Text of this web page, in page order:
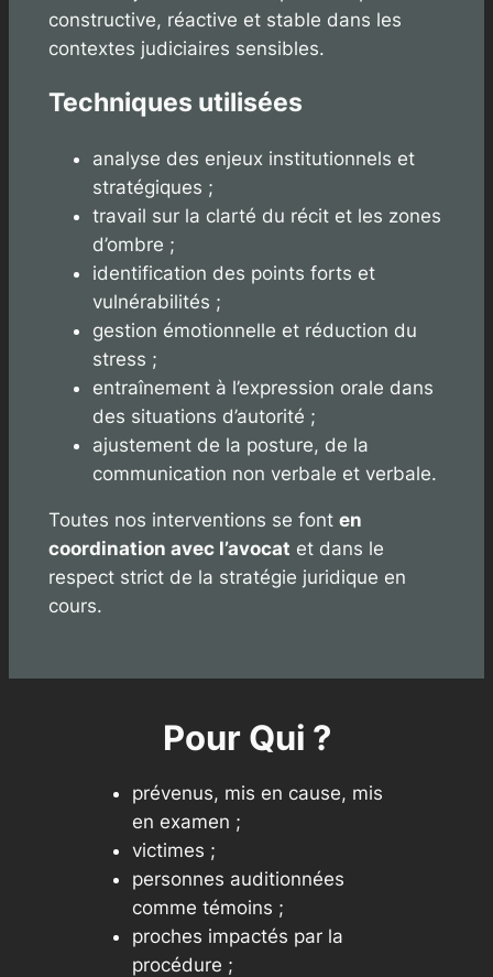
constructive, réactive et stable dans les
contextes judiciaires sensibles.
Techniques utilisées
analyse des enjeux institutionnels et
stratégiques ;
travail sur la clarté du récit et les zones
d’ombre ;
identification des points forts et
vulnérabilités ;
gestion émotionnelle et réduction du
stress ;
entraînement à l’expression orale dans
des situations d’autorité ;
ajustement de la posture, de la
communication non verbale et verbale.
Toutes nos interventions se font en
coordination avec l’avocat et dans le
respect strict de la stratégie juridique en
cours.
Pour Qui ?
prévenus, mis en cause, mis
en examen ;
victimes ;
personnes auditionnées
comme témoins ;
proches impactés par la
procédure ;